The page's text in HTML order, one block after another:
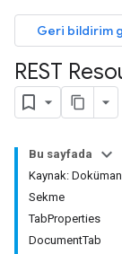
Geri bildirim
REST
Bu sayfada
Kaynak: Doküman
Sekme
TabProperties
DocumentTab